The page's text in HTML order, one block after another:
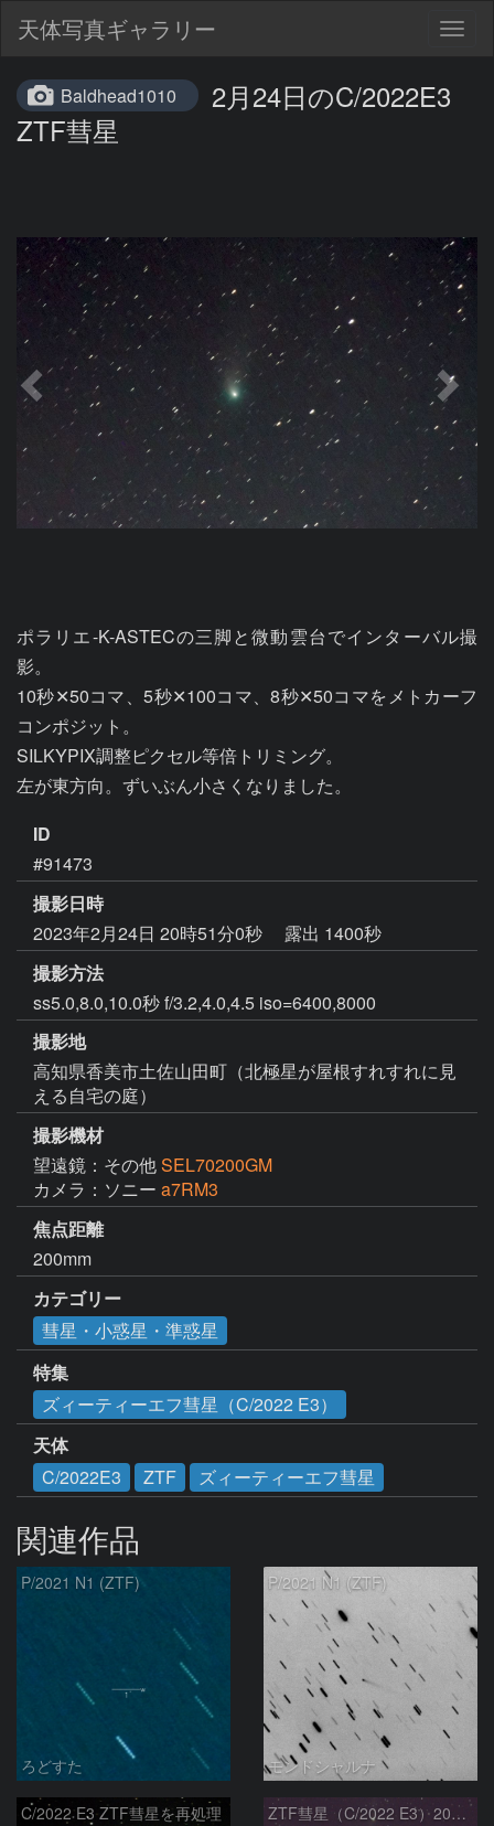
天体写真ギャラリー
Baldhead1010
2月24日のC/2022E3
ZTF彗星
ポラリエ-K-ASTECの三脚と微動雲台でインターバル撮
影。
10秒✕50コマ、5秒✕100コマ、8秒✕50コマをメトカーフ
コンポジット。
SILKYPIX調整ピクセル等倍トリミング。
ID
#91473
撮影日時
2023年2月24日 20時51分0秒
露出 1400秒
撮影方法
ss5.0,8.0,10.0秒 f/3.2,4.0,4.5 iso=6400,8000
撮影地
高知県香美市土佐山田町（北極星が屋根すれすれに見
える自宅の庭）
撮影機材
望遠鏡：その他SEL70200GM
カメラ：ソニー a7RM3
焦点距離
200mm
カテゴリー
彗星・小惑星・準惑星
特集
ズィーティーエフ彗星（C/2022 E3）
天体
C/2022E3
ZTF ズィーティーエフ彗星
関連作品
P/2021 N1 (ZTF)
ろどすた
P/2021 N1 (ZTF)
モンドシャルナ
C/2022 E3 ZTF彗星を再処理 ZTF彗星（C/2022 E3）2023/01/26